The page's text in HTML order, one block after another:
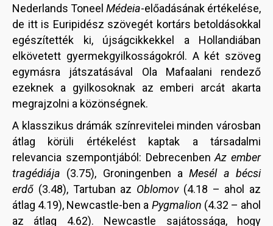
Nederlands Toneel Médeia-előadásának értékelése,
de itt is Euripidész szövegét kortárs betoldásokkal
egészítették ki, újságcikkekkel a Hollandiában
elkövetett gyermekgyilkosságokról. A két szöveg
egymásra játszatásával Ola Mafaalani rendező
ezeknek a gyilkosoknak az emberi arcát akarta
megrajzolni a közönségnek.
A klasszikus drámák színrevitelei minden városban
átlag körüli értékelést kaptak a társadalmi
relevancia szempontjából: DebrecenbenAz ember
tragédiája (3.75), Groningenben aMesél a bécsi
erdő (3.48), Tartuban az Oblomov(4.18 – ahol az
átlag 4.19), Newcastle-ben a Pygmalion (4.32 – ahol
az átlag 4.62). Newcastle sajátossága, hogy